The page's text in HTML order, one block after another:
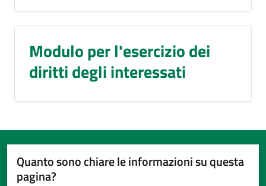
Modulo per l'esercizio dei
diritti degli interessati
Quanto sono chiare le informazioni su questa
pagina?